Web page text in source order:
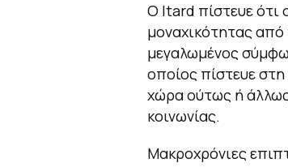
Ο Itard πίστευε ότι
μοναχικότητας
μεγαλωμένος
οποίος πίστευε
χώρα ούτως ή άλλως
κοινωνίας.
Μακροχρόνιες